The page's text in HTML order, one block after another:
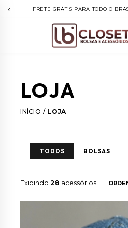
‹ COMPRAS ACIMA DE R$500.00
LOJA
INÍCIO / LOJA
TODOS BOLSAS
Exibindo 28 acessórios